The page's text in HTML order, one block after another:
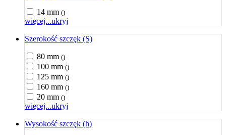
14 mm ()
więcej...ukryj
Szerokość szczęk (S)
80 mm ()
100 mm ()
125 mm ()
160 mm ()
20 mm ()
więcej...ukryj
Wysokość szczęk (h)